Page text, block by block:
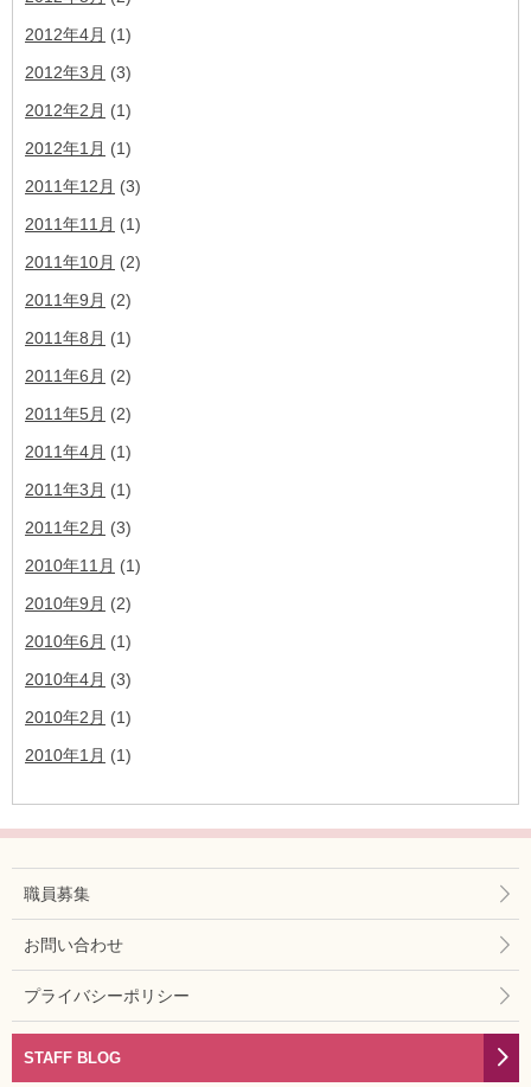
2012年4月 (1)
2012年3月 (3)
2012年2月 (1)
2012年1月 (1)
2011年12月 (3)
2011年11月 (1)
2011年10月 (2)
2011年9月 (2)
2011年8月 (1)
2011年6月 (2)
2011年5月 (2)
2011年4月 (1)
2011年3月 (1)
2011年2月 (3)
2010年11月 (1)
2010年9月 (2)
2010年6月 (1)
2010年4月 (3)
2010年2月 (1)
2010年1月 (1)
職員募集
お問い合わせ
プライバシーポリシー
STAFF BLOG